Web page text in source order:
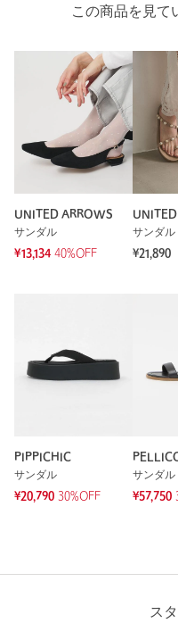
この商品を見て
UNITED ARROWS
サンダル
¥13,134 40%OFF
サンダル
¥21,890
PIPPICHIC
サンダル
¥20,790 30%OFF
サンダル
¥57,750
ス